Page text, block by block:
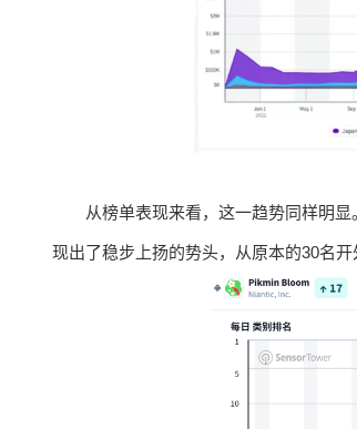
从榜单表现来看，这一趋势同样明
现出了稳步上扬的势头，从原本的30名开